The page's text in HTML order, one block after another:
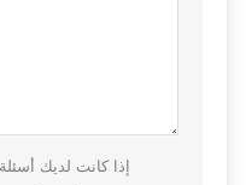
إذا كانت لديك